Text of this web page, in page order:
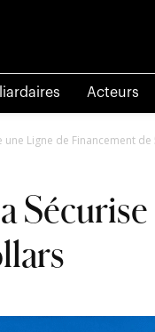
Acteurs
une Ligne de Financement